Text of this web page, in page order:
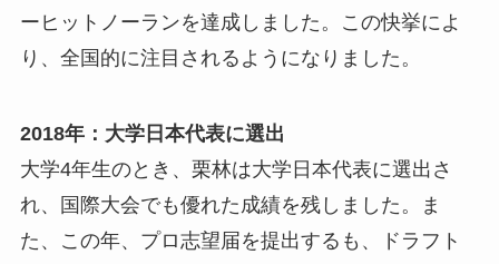
ーヒットノーランを達成しました。この快挙によ
り、全国的に注目されるようになりました。
2018年：大学日本代表に選出
大学4年生のとき、栗林は大学日本代表に選出さ
れ、国際大会でも優れた成績を残しました。ま
た、この年、プロ志望届を提出するも、ドラフト